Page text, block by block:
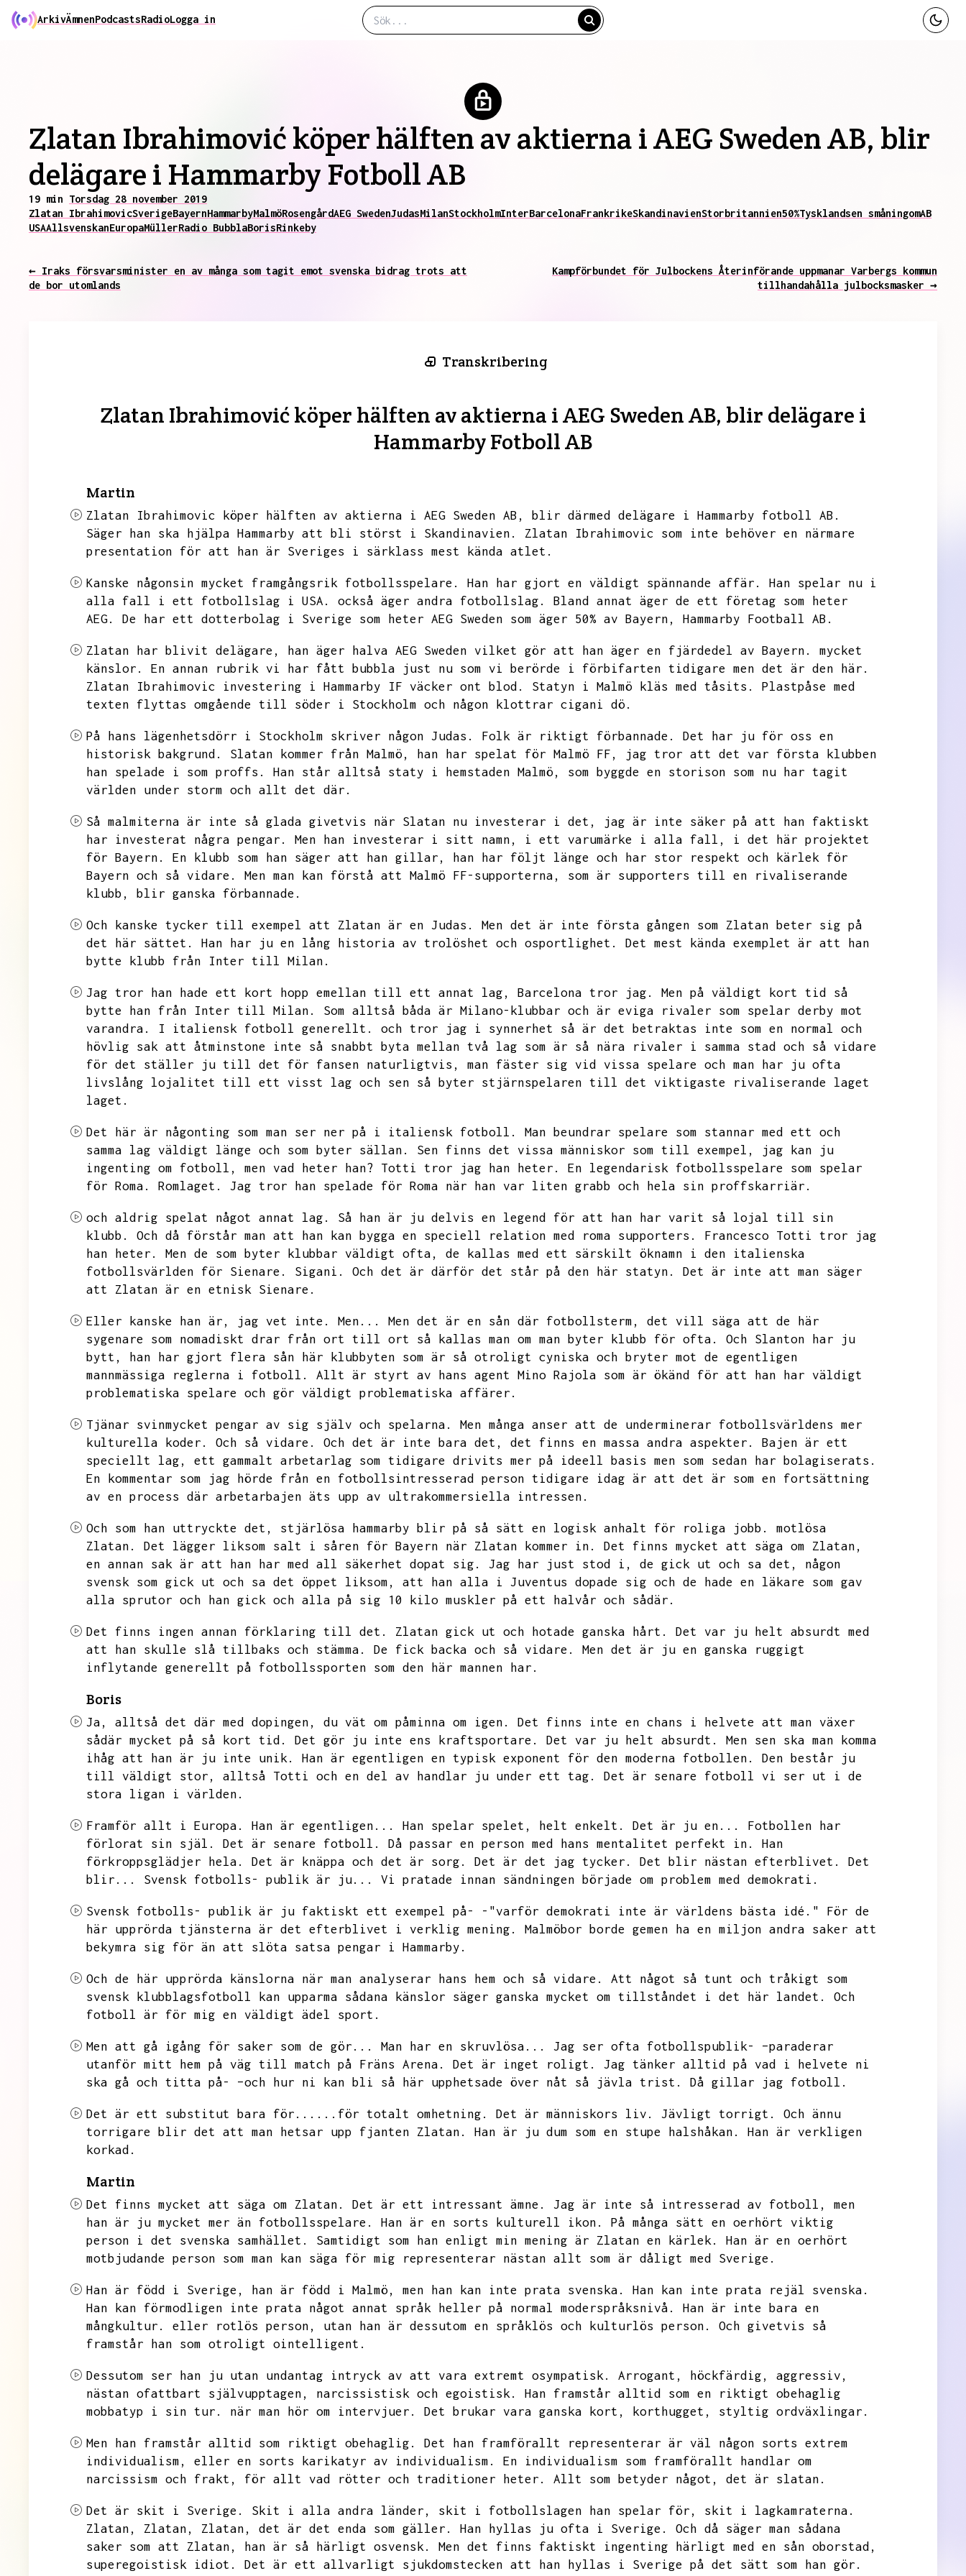
ArkivÄmnenPodcastsRadioLogga in
Zlatan Ibrahimović köper hälften av aktierna i AEG Sweden AB, blir
delägare i Hammarby Fotboll AB
19 min Torsdag 28 november 2019
Zlatan IbrahimovicSverigeBayernHammarbyMalmöRosengårdAEG SwedenJudasMilanStockholmInterBarcelonaFrankrikeSkandinavienStorbritannien50%Tysklandsen småningomAB
USAAllsvenskanEuropaMüllerRadio BubblaBorisRinkeby
← Iraks försvarsminister en av många som tagit emot svenska bidrag trots att
de bor utomlands
Kampförbundet för Julbockens Återinförande uppmanar Varbergs kommun
tillhandahålla julbocksmasker →
Transkribering
Zlatan Ibrahimović köper hälften av aktierna i AEG Sweden AB, blir delägare i
Hammarby Fotboll AB
Martin
Zlatan Ibrahimovic köper hälften av aktierna i AEG Sweden AB,
blir därmed delägare i Hammarby fotboll AB.
Säger han ska hjälpa Hammarby att bli störst i Skandinavien.
Zlatan Ibrahimovic som inte behöver en närmare
presentation för att han är Sveriges i särklass mest kända atlet.
Kanske någonsin mycket framgångsrik fotbollsspelare. Han har gjort en väldigt spännande affär.
Han spelar nu i
alla fall i ett fotbollslag i USA.
också äger andra fotbollslag.
Bland annat äger de ett företag som heter
AEG.
De har ett dotterbolag i Sverige som heter AEG Sweden som äger 50% av Bayern, Hammarby Football AB.
Zlatan har blivit delägare, han äger halva AEG Sweden vilket gör att han äger en fjärdedel av Bayern.
mycket
känslor.
En annan rubrik vi har fått bubbla just nu som vi berörde i förbifarten tidigare men det är den här.
Zlatan Ibrahimovic investering i Hammarby IF väcker ont blod.
Statyn i Malmö kläs med tåsits.
Plastpåse med
texten flyttas omgående till söder i Stockholm och någon klottrar cigani dö.
På hans lägenhetsdörr i Stockholm skriver någon Judas. Folk är riktigt förbannade.
Det har ju för oss en
historisk bakgrund.
Slatan kommer från Malmö, han har spelat för Malmö FF,
jag tror att det var första klubben
han spelade i som proffs.
Han står alltså staty i hemstaden Malmö,
som byggde en storison som nu har tagit
världen under storm och allt det där.
Så malmiterna är inte så glada givetvis när Slatan nu investerar i det,
jag är inte säker på att han faktiskt
har investerat några pengar.
Men han investerar i sitt namn, i ett varumärke i alla fall,
i det här projektet
för Bayern.
En klubb som han säger att han gillar,
han har följt länge och har stor respekt och kärlek för
Bayern och så vidare.
Men man kan förstå att Malmö FF-supporterna,
som är supporters till en rivaliserande
klubb,
blir ganska förbannade.
Och kanske tycker till exempel att Zlatan är en Judas.
Men det är inte första gången som Zlatan beter sig på
det här sättet.
Han har ju en lång historia av trolöshet och osportlighet.
Det mest kända exemplet är att han
bytte klubb från Inter till Milan.
Jag tror han hade ett kort hopp emellan till ett annat lag, Barcelona tror jag.
Men på väldigt kort tid så
bytte han från Inter till Milan.
Som alltså båda är Milano-klubbar och är eviga rivaler som spelar derby mot
varandra.
I italiensk fotboll generellt.
och tror jag i synnerhet så är det betraktas inte som en normal och
hövlig sak att åtminstone inte så snabbt byta mellan två lag som är så nära rivaler i samma stad och så vidare
för det ställer ju till det för fansen naturligtvis,
man fäster sig vid vissa spelare och man har ju ofta
livslång lojalitet till ett visst lag och sen så byter stjärnspelaren till det viktigaste rivaliserande laget
laget.
Det här är någonting som man ser ner på i italiensk fotboll.
Man beundrar spelare som stannar med ett och
samma lag väldigt länge och som byter sällan.
Sen finns det vissa människor som till exempel,
jag kan ju
ingenting om fotboll,
men vad heter han? Totti tror jag han heter.
En legendarisk fotbollsspelare som spelar
för Roma.
Romlaget. Jag tror han spelade för Roma när han var liten grabb och hela sin proffskarriär.
och aldrig spelat något annat lag.
Så han är ju delvis en legend för att han har varit så lojal till sin
klubb.
Och då förstår man att han kan bygga en speciell relation med roma supporters.
Francesco Totti tror jag
han heter.
Men de som byter klubbar väldigt ofta,
de kallas med ett särskilt öknamn i den italienska
fotbollsvärlden för Sienare.
Sigani. Och det är därför det står på den här statyn.
Det är inte att man säger
att Zlatan är en etnisk Sienare.
Eller kanske han är, jag vet inte. Men... Men det är en sån där fotbollsterm,
det vill säga att de här
sygenare som nomadiskt drar från ort till ort så kallas man om man byter klubb för ofta.
Och Slanton har ju
bytt,
han har gjort flera sån här klubbyten som är så otroligt cyniska och bryter mot de egentligen
mannmässiga reglerna i fotboll.
Allt är styrt av hans agent Mino Rajola som är ökänd för att han har väldigt
problematiska spelare och gör väldigt problematiska affärer.
Tjänar svinmycket pengar av sig själv och spelarna.
Men många anser att de underminerar fotbollsvärldens mer
kulturella koder.
Och så vidare. Och det är inte bara det, det finns en massa andra aspekter.
Bajen är ett
speciellt lag,
ett gammalt arbetarlag som tidigare drivits mer på ideell basis men som sedan har bolagiserats.
En kommentar som jag hörde från en fotbollsintresserad person tidigare idag är att det är som en fortsättning
av en process där arbetarbajen äts upp av ultrakommersiella intressen.
Och som han uttryckte det, stjärlösa hammarby blir på så sätt en logisk anhalt för roliga jobb.
motlösa
Zlatan.
Det lägger liksom salt i såren för Bayern när Zlatan kommer in.
Det finns mycket att säga om Zlatan,
en annan sak är att han har med all säkerhet dopat sig.
Jag har just stod i, de gick ut och sa det,
någon
svensk som gick ut och sa det öppet liksom,
att han alla i Juventus dopade sig och de hade en läkare som gav
alla sprutor och han gick och alla på sig 10 kilo muskler på ett halvår och sådär.
Det finns ingen annan förklaring till det. Zlatan gick ut och hotade ganska hårt.
Det var ju helt absurdt med
att han skulle slå tillbaks och stämma.
De fick backa och så vidare.
Men det är ju en ganska ruggigt
inflytande generellt på fotbollssporten som den här mannen har.
Boris
Ja, alltså det där med dopingen, du vät om påminna om igen.
Det finns inte en chans i helvete att man växer
sådär mycket på så kort tid.
Det gör ju inte ens kraftsportare. Det var ju helt absurdt.
Men sen ska man komma
ihåg att han är ju inte unik.
Han är egentligen en typisk exponent för den moderna fotbollen.
Den består ju
till väldigt stor,
alltså Totti och en del av handlar ju under ett tag.
Det är senare fotboll vi ser ut i de
stora ligan i världen.
Framför allt i Europa. Han är egentligen... Han spelar spelet, helt enkelt. Det är ju en...
Fotbollen har
förlorat sin själ.
Det är senare fotboll. Då passar en person med hans mentalitet perfekt in.
Han
förkroppsglädjer hela.
Det är knäppa och det är sorg. Det är det jag tycker. Det blir nästan efterblivet.
Det
blir...
Svensk fotbolls- publik är ju... Vi pratade innan sändningen började om problem med demokrati.
Svensk fotbolls- publik är ju faktiskt ett exempel på- -"varför demokrati inte är världens bästa idé."
För de
här upprörda tjänsterna är det efterblivet i verklig mening.
Malmöbor borde gemen ha en miljon andra saker att
bekymra sig för än att slöta satsa pengar i Hammarby.
Och de här upprörda känslorna när man analyserar hans hem och så vidare.
Att något så tunt och tråkigt som
svensk klubblagsfotboll kan upparma sådana känslor säger ganska mycket om tillståndet i det här landet.
Och
fotboll är för mig en väldigt ädel sport.
Men att gå igång för saker som de gör... Man har en skruvlösa...
Jag ser ofta fotbollspublik- –paraderar
utanför mitt hem på väg till match på Fräns Arena.
Det är inget roligt.
Jag tänker alltid på vad i helvete ni
ska gå och titta på- –och hur ni kan bli så här upphetsade över nåt så jävla trist.
Då gillar jag fotboll.
Det är ett substitut bara för......för totalt omhetning. Det är människors liv. Jävligt torrigt.
Och ännu
torrigare blir det att man hetsar upp fjanten Zlatan.
Han är ju dum som en stupe halshåkan.
Han är verkligen
korkad.
Martin
Det finns mycket att säga om Zlatan. Det är ett intressant ämne. Jag är inte så intresserad av fotboll,
men
han är ju mycket mer än fotbollsspelare.
Han är en sorts kulturell ikon.
På många sätt en oerhört viktig
person i det svenska samhället.
Samtidigt som han enligt min mening är Zlatan en kärlek.
Han är en oerhört
motbjudande person som man kan säga för mig representerar nästan allt som är dåligt med Sverige.
Han är född i Sverige, han är född i Malmö, men han kan inte prata svenska.
Han kan inte prata rejäl svenska.
Han kan förmodligen inte prata något annat språk heller på normal moderspråksnivå.
Han är inte bara en
mångkultur.
eller rotlös person, utan han är dessutom en språklös och kulturlös person.
Och givetvis så
framstår han som otroligt ointelligent.
Dessutom ser han ju utan undantag intryck av att vara extremt osympatisk. Arrogant, höckfärdig,
aggressiv,
nästan ofattbart självupptagen,
narcissistisk och egoistisk.
Han framstår alltid som en riktigt obehaglig
mobbatyp i sin tur.
när man hör om intervjuer. Det brukar vara ganska kort, korthugget, styltig ordväxlingar.
Men han framstår alltid som riktigt obehaglig.
Det han framförallt representerar är väl någon sorts extrem
individualism,
eller en sorts karikatyr av individualism.
En individualism som framförallt handlar om
narcissism och frakt,
för allt vad rötter och traditioner heter. Allt som betyder något, det är slatan.
Det är skit i Sverige. Skit i alla andra länder, skit i fotbollslagen han spelar för,
skit i lagkamraterna.
Zlatan,
Zlatan, Zlatan, det är det enda som gäller. Han hyllas ju ofta i Sverige.
Och då säger man sådana
saker som att Zlatan,
han är så härligt osvensk.
Men det finns faktiskt ingenting härligt med en sån oborstad,
superegoistisk idiot.
Det är ett allvarligt sjukdomstecken att han hyllas i Sverige på det sätt som han gör.